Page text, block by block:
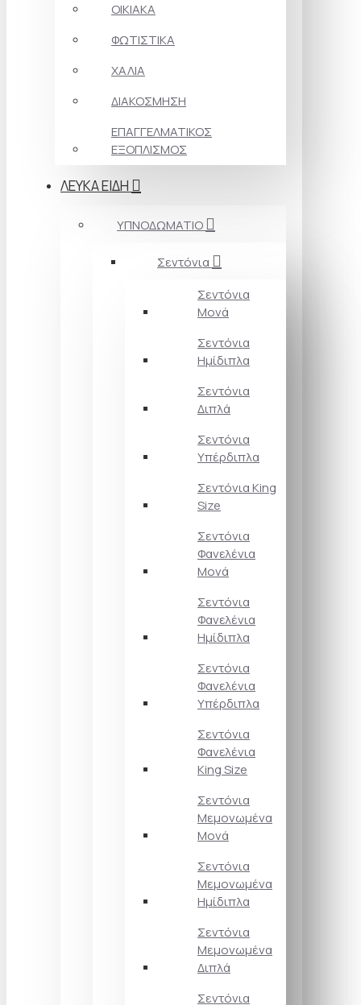
ΟΙΚΙΑΚΑ
ΦΩΤΙΣΤΙΚΑ
ΧΑΛΙΑ
ΔΙΑΚΟΣΜΗΣΗ
ΕΠΑΓΓΕΛΜΑΤΙΚΟΣ
ΕΞΟΠΛΙΣΜΟΣ
ΛΕΥΚΑ ΕΙΔΗ
ΥΠΝΟΔΩΜΑΤΙΟ
Σεντόνια
Σεντόνια
Μονά
Σεντόνια
Ημίδιπλα
Σεντόνια
Διπλά
Σεντόνια
Υπέρδιπλα
Σεντόνια King
Size
Σεντόνια
Φανελένια
Μονά
Σεντόνια
Φανελένια
Ημίδιπλα
Σεντόνια
Φανελένια
Υπέρδιπλα
Σεντόνια
Φανελένια
King Size
Σεντόνια
Μεμονωμένα
Μονά
Σεντόνια
Μεμονωμένα
Ημίδιπλα
Σεντόνια
Μεμονωμένα
Διπλά
Σεντόνια